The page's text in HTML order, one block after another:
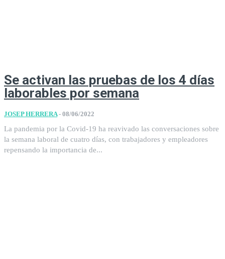
Se activan las pruebas de los 4 días
laborables por semana
JOSEP HERRERA - 08/06/2022
La pandemia por la Covid-19 ha reavivado las conversaciones sobre
la semana laboral de cuatro días, con trabajadores y empleadores
repensando la importancia de...